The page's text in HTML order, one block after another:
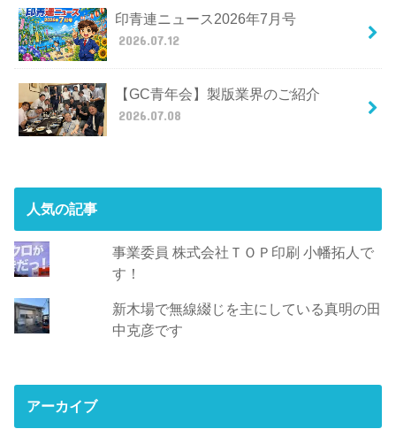
印青連ニュース2026年7月号
2026.07.12
【GC青年会】製版業界のご紹介
2026.07.08
人気の記事
事業委員 株式会社ＴＯＰ印刷 小幡拓人で
す！
新木場で無線綴じを主にしている真明の田
中克彦です
アーカイブ